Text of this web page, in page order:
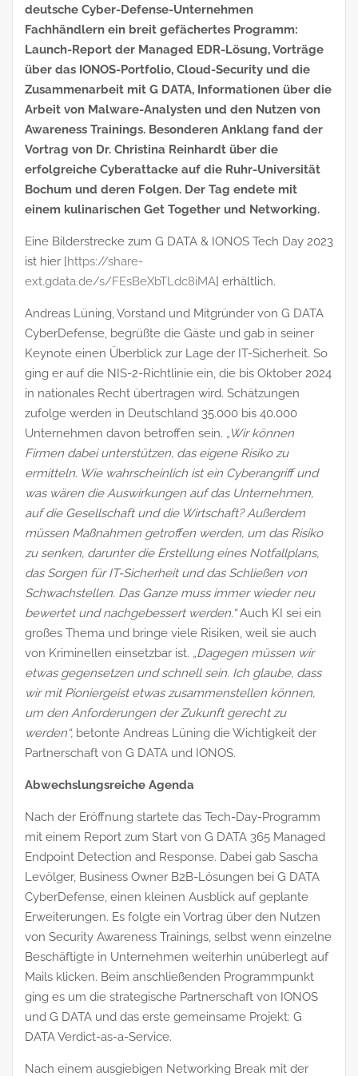
deutsche Cyber-Defense-Unternehmen
Fachhändlern ein breit gefächertes Programm:
Launch-Report der Managed EDR-Lösung, Vorträge
über das IONOS-Portfolio, Cloud-Security und die
Zusammenarbeit mit G DATA, Informationen über die
Arbeit von Malware-Analysten und den Nutzen von
Awareness Trainings. Besonderen Anklang fand der
Vortrag von Dr. Christina Reinhardt über die
erfolgreiche Cyberattacke auf die Ruhr-Universität
Bochum und deren Folgen. Der Tag endete mit
einem kulinarischen Get Together und Networking.
Eine Bilderstrecke zum G DATA & IONOS Tech Day 2023
ist hier [https://share-
ext.gdata.de/s/FEsBeXbTLdc8iMA] erhältlich.
Andreas Lüning, Vorstand und Mitgründer von G DATA
CyberDefense, begrüßte die Gäste und gab in seiner
Keynote einen Überblick zur Lage der IT-Sicherheit. So
ging er auf die NIS-2-Richtlinie ein, die bis Oktober 2024
in nationales Recht übertragen wird. Schätzungen
zufolge werden in Deutschland 35.000 bis 40.000
Unternehmen davon betroffen sein. „Wir können
Firmen dabei unterstützen, das eigene Risiko zu
ermitteln. Wie wahrscheinlich ist ein Cyberangriff und
was wären die Auswirkungen auf das Unternehmen,
auf die Gesellschaft und die Wirtschaft? Außerdem
müssen Maßnahmen getroffen werden, um das Risiko
zu senken, darunter die Erstellung eines Notfallplans,
das Sorgen für IT-Sicherheit und das Schließen von
Schwachstellen. Das Ganze muss immer wieder neu
bewertet und nachgebessert werden.“Auch KI sei ein
großes Thema und bringe viele Risiken, weil sie auch
von Kriminellen einsetzbar ist. „Dagegen müssen wir
etwas gegensetzen und schnell sein. Ich glaube, dass
wir mit Pioniergeist etwas zusammenstellen können,
um den Anforderungen der Zukunft gerecht zu
werden“, betonte Andreas Lüning die Wichtigkeit der
Partnerschaft von G DATA und IONOS.
Abwechslungsreiche Agenda
Nach der Eröffnung startete das Tech-Day-Programm
mit einem Report zum Start von G DATA 365 Managed
Endpoint Detection and Response. Dabei gab Sascha
Levölger, Business Owner B2B-Lösungen bei G DATA
CyberDefense, einen kleinen Ausblick auf geplante
Erweiterungen. Es folgte ein Vortrag über den Nutzen
von Security Awareness Trainings, selbst wenn einzelne
Beschäftigte in Unternehmen weiterhin unüberlegt auf
Mails klicken. Beim anschließenden Programmpunkt
ging es um die strategische Partnerschaft von IONOS
und G DATA und das erste gemeinsame Projekt: G
DATA Verdict-as-a-Service.
Nach einem ausgiebigen Networking Break mit der